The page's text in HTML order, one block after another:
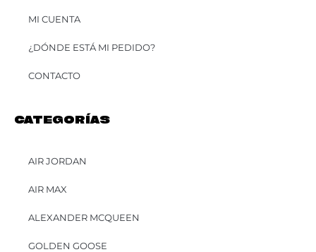
MI CUENTA
¿DÓNDE ESTÁ MI PEDIDO?
CONTACTO
CATEGORÍAS
AIR JORDAN
AIR MAX
ALEXANDER MCQUEEN
GOLDEN GOOSE